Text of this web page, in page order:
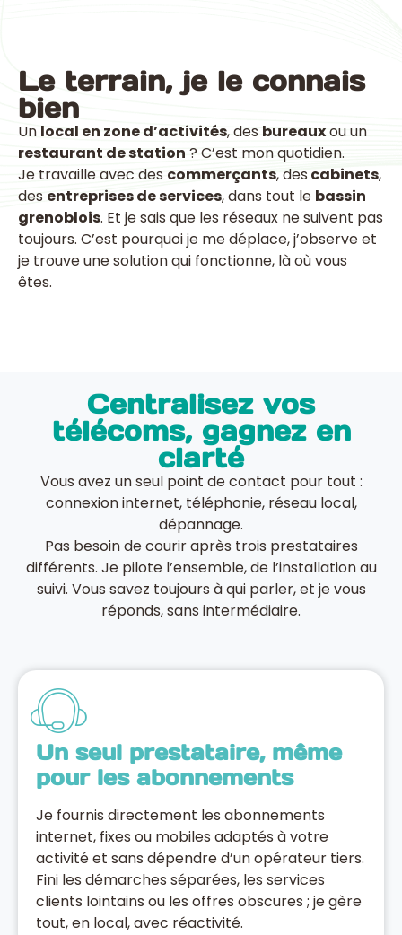
Le terrain, je le connais
bien
Un local en zone d’activités, des bureauxou un
restaurant de station ? C’est mon quotidien.
Je travaille avec des commerçants, des cabinets,
des entreprises de services, dans tout le bassin
grenoblois. Et je sais que les réseaux ne suivent pas
toujours. C’est pourquoi je me déplace, j’observe et
je trouve une solution qui fonctionne, là où vous
êtes.
Centralisez vos
télécoms, gagnez en
clarté
Vous avez un seul point de contact pour tout :
connexion internet, téléphonie, réseau local,
dépannage.
Pas besoin de courir après trois prestataires
différents. Je pilote l’ensemble, de l’installation au
suivi. Vous savez toujours à qui parler, et je vous
réponds, sans intermédiaire.
Un seul prestataire, même
pour les abonnements
Je fournis directement les abonnements
internet, fixes ou mobiles adaptés à votre
activité et sans dépendre d’un opérateur tiers.
Fini les démarches séparées, les services
clients lointains ou les offres obscures ; je gère
tout, en local, avec réactivité.